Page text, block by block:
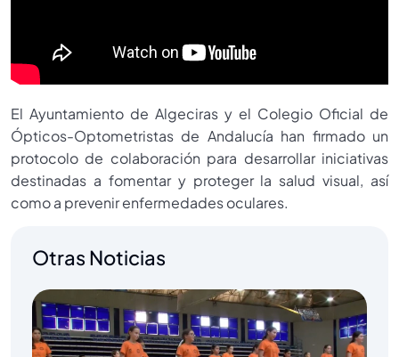
El Ayuntamiento de Algeciras y el Colegio Oficial de
Ópticos-Optometristas de Andalucía han firmado un
protocolo de colaboración para desarrollar iniciativas
destinadas a fomentar y proteger la salud visual, así
como a prevenir enfermedades oculares.
Otras Noticias